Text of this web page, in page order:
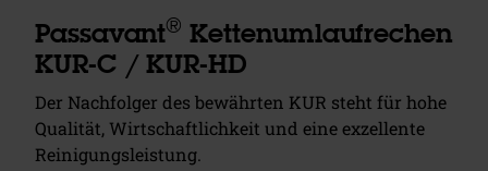
Passavant® Kettenumlaufrechen
KUR-C / KUR-HD
Der Nachfolger des bewährten KUR steht für hohe
Qualität, Wirtschaftlichkeit und eine exzellente
Reinigungsleistung.